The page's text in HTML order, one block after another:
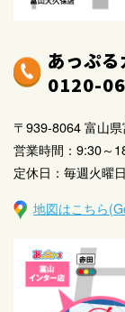
あっぷ
0120-
〒939-8064 富山
営業時間：9:30～
定休日：毎週火曜
地図はこちら